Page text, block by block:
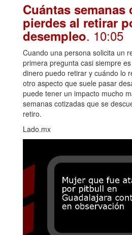
Cuántas semanas
pierdes al retirar
desempleo. 10:05
Cuando una persona solicita un
primera pregunta casi siempre
dinero puedo retirar y cuándo lo
otro aspecto que suele pasar
puede tener un impacto mucho
semanas cotizadas que se
retiro.
Lado.mx